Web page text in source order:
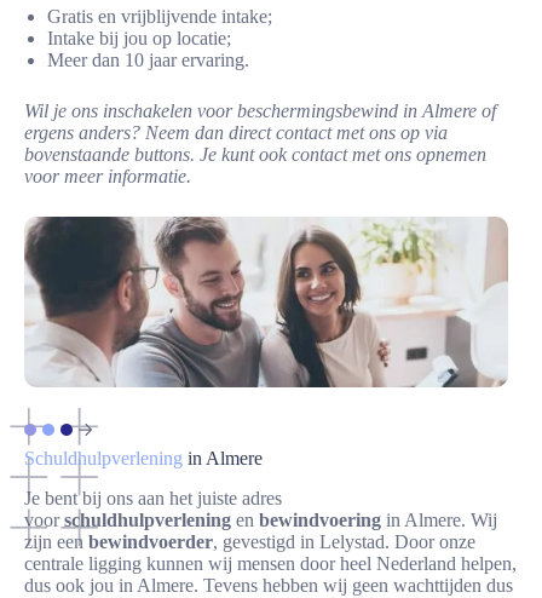
Gratis en vrijblijvende intake;
Intake bij jou op locatie;
Meer dan 10 jaar ervaring.
Wil je ons inschakelen voor beschermingsbewind in Almere of
ergens anders? Neem dan direct contact met ons op via
bovenstaande buttons. Je kunt ook contact met ons opnemen
voor meer informatie.
Schuldhulpverlening in Almere
Je bent bij ons aan het juiste adres
voorschuldhulpverlening en bewindvoering in Almere. Wij
zijn een bewindvoerder, gevestigd in Lelystad. Door onze
centrale ligging kunnen wij mensen door heel Nederland helpen,
dus ook jou in Almere. Tevens hebben wij geen wachttijden dus